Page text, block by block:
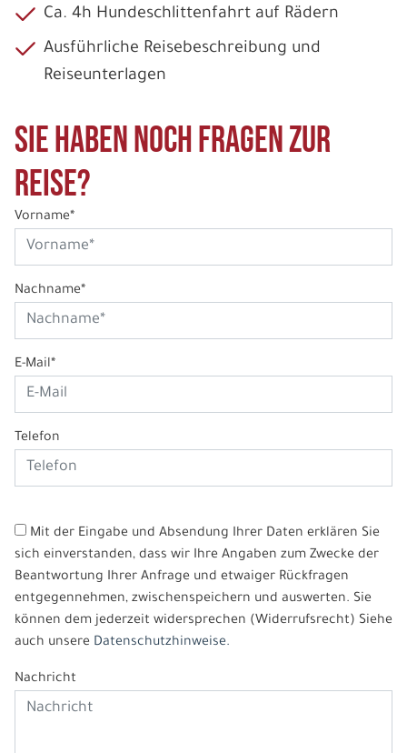
Ca. 4h Hundeschlittenfahrt auf Rädern
Ausführliche Reisebeschreibung und
Reiseunterlagen
Sie haben noch Fragen zur
Reise?
Vorname*
Nachname*
E-Mail*
Telefon
Mit der Eingabe und Absendung Ihrer Daten erklären Sie
sich einverstanden, dass wir Ihre Angaben zum Zwecke der
Beantwortung Ihrer Anfrage und etwaiger Rückfragen
entgegennehmen, zwischenspeichern und auswerten. Sie
können dem jederzeit widersprechen (Widerrufsrecht) Siehe
auch unsere Datenschutzhinweise.
Nachricht